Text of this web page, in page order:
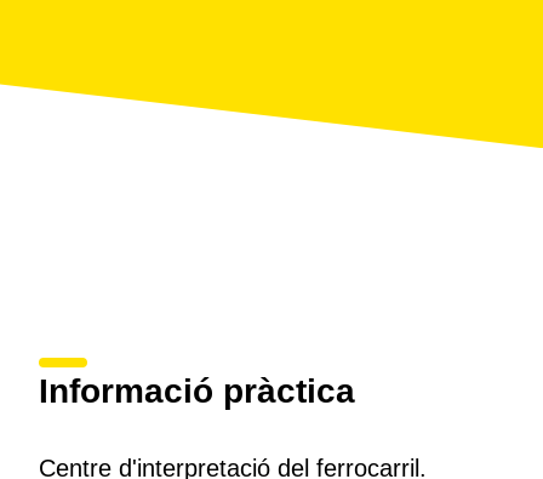
Informació pràctica
Centre d'interpretació del ferrocarril.